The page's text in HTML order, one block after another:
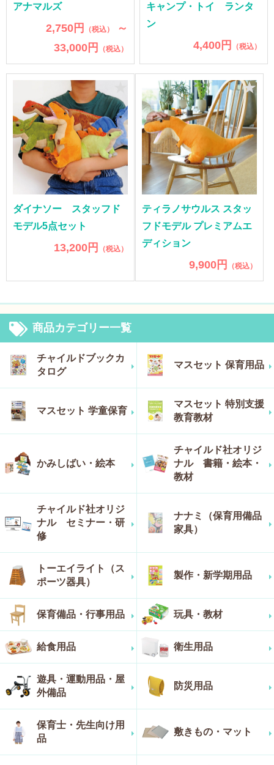
アナマルズ
2,750円 （税込）
～
33,000円
（税込）
キャンプ・トイ ランタ
ン
4,400円 （税込）
ダイナソー スタッフド
モデル5点セット
13,200円 （税込）
ティラノサウルス スタッ
フドモデル プレミアムエ
ディション
9,900円 （税込）
★
商品カテゴリー一覧
チャイルドブックカ
タログ
マスセット 保育用品
マスセット 学童保育
マスセット 特別支援
教育教材
かみしばい・絵本
チャイルド社オリジ
ナル 書籍・絵本・
教材
チャイルド社オリジ
ナル セミナー・研
修
ナナミ（保育用備品
家具）
トーエイライト（ス
ポーツ器具）
製作・新学期用品
保育備品・行事用品 玩具・教材
給食用品 衛生用品
遊具・運動用品・屋
外備品
防災用品
保育士・先生向け用
品
敷きもの・マット